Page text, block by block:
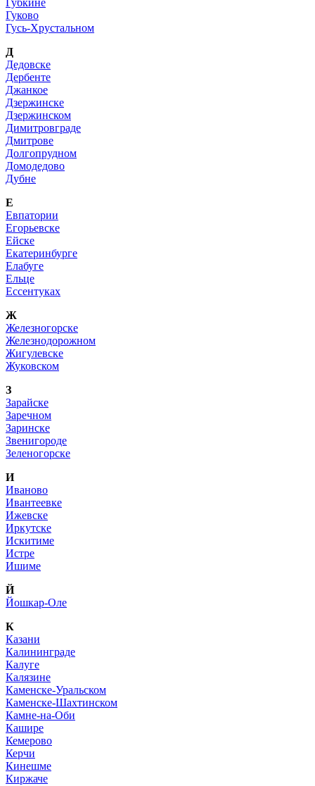
Гуково
Гусь-Хрустальном
Д
Дедовске
Дербенте
Джанкое
Дзержинске
Дзержинском
Димитровграде
Дмитрове
Долгопрудном
Домодедово
Дубне
Е
Евпатории
Егорьевске
Ейске
Екатеринбурге
Елабуге
Ельце
Ессентуках
Ж
Железногорске
Железнодорожном
Жигулевске
Жуковском
З
Зарайске
Заречном
Заринске
Звенигороде
Зеленогорске
И
Иваново
Ивантеевке
Ижевске
Иркутске
Искитиме
Истре
Ишиме
Й
Йошкар-Оле
К
Казани
Калининграде
Калуге
Калязине
Каменске-Уральском
Каменске-Шахтинском
Камне-на-Оби
Кашире
Кемерово
Керчи
Кинешме
Киржаче